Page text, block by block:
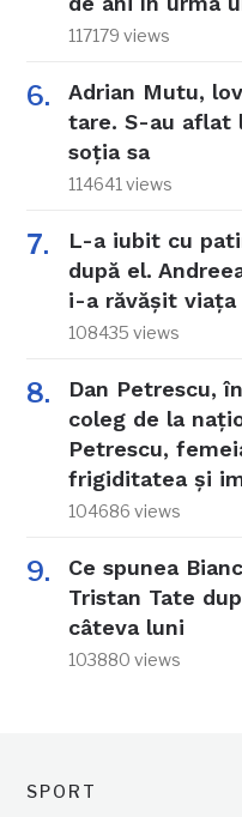
117179 views
Adrian Mutu,
tare. S-au aflat
soția sa
114641 views
L-a iubit cu
după el.
i-a răvășit viața
108435 views
Dan Petrescu,
coleg de la
Petrescu,
frigiditatea și
104686 views
Ce spunea
Tristan Tate
câteva luni
103880 views
SPORT